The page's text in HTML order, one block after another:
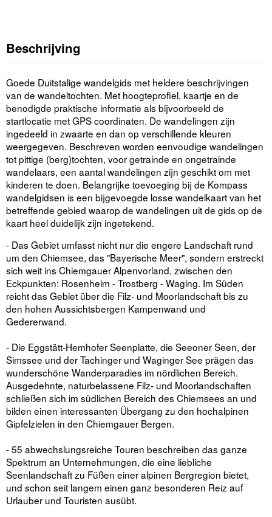
Beschrijving
Goede Duitstalige wandelgids met heldere beschrijvingen
van de wandeltochten. Met hoogteprofiel, kaartje en de
benodigde praktische informatie als bijvoorbeeld de
startlocatie met GPS coordinaten. De wandelingen zijn
ingedeeld in zwaarte en dan op verschillende kleuren
weergegeven. Beschreven worden eenvoudige wandelingen
tot pittige (berg)tochten, voor getrainde en ongetrainde
wandelaars, een aantal wandelingen zijn geschikt om met
kinderen te doen. Belangrijke toevoeging bij de Kompass
wandelgidsen is een bijgevoegde losse wandelkaart van het
betreffende gebied waarop de wandelingen uit de gids op de
kaart heel duidelijk zijn ingetekend.
- Das Gebiet umfasst nicht nur die engere Landschaft rund
um den Chiemsee, das "Bayerische Meer", sondern erstreckt
sich weit ins Chiemgauer Alpenvorland, zwischen den
Eckpunkten: Rosenheim - Trostberg - Waging. Im Süden
reicht das Gebiet über die Filz- und Moorlandschaft bis zu
den hohen Aussichtsbergen Kampenwand und
Gedererwand.
- Die Eggstätt-Hemhofer Seenplatte, die Seeoner Seen, der
Simssee und der Tachinger und Waginger See prägen das
wunderschöne Wanderparadies im nördlichen Bereich.
Ausgedehnte, naturbelassene Filz- und Moorlandschaften
schließen sich im südlichen Bereich des Chiemsees an und
bilden einen interessanten Übergang zu den hochalpinen
Gipfelzielen in den Chiemgauer Bergen.
- 55 abwechslungsreiche Touren beschreiben das ganze
Spektrum an Unternehmungen, die eine liebliche
Seenlandschaft zu Füßen einer alpinen Bergregion bietet,
und schon seit langem einen ganz besonderen Reiz auf
Urlauber und Touristen ausübt.